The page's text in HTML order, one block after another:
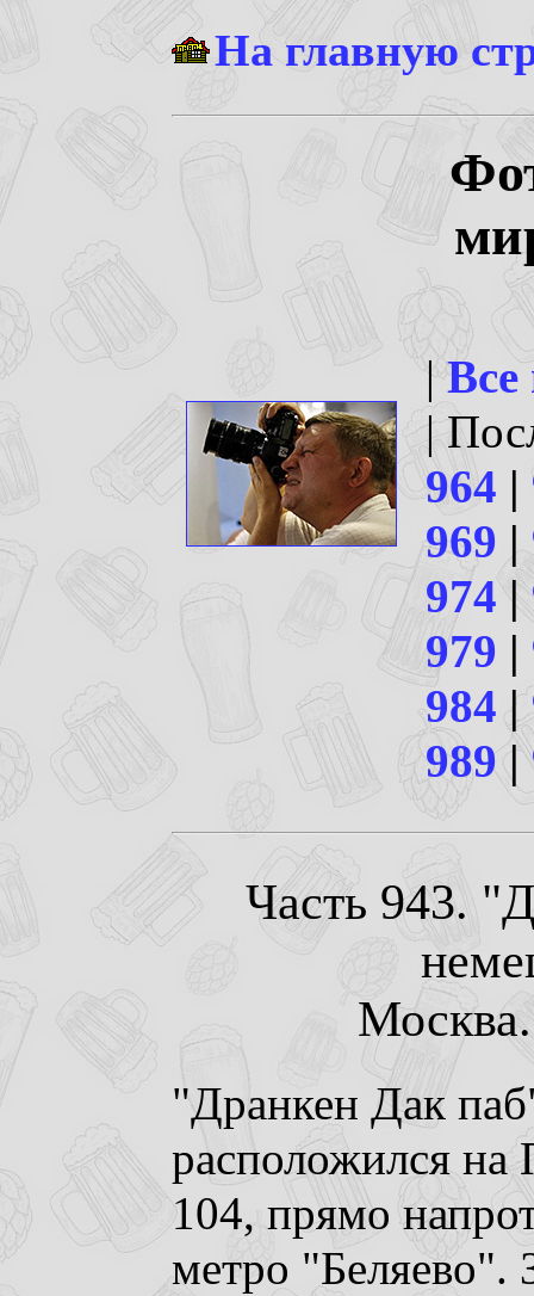
На главную
|
|
964 |
969 |
974|
979 |
984 |
989|
Часть 943.
"Дранкен Дак
расположился
104, прямо
метро "Беляево".